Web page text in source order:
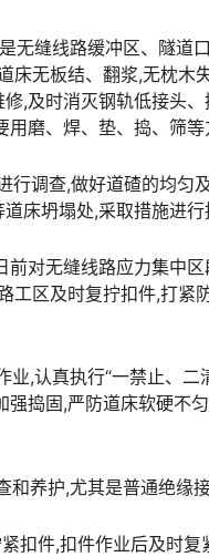
无缝线路缓冲区、隧道
床无板结、翻浆,无枕
,及时消灭钢轨低接头
磨、焊、垫、捣、筛
行调查,做好道碴的均匀
床坍塌处,采取措施进行
前对无缝线路应力集中
工区及时复拧扣件,打
,认真执行“一禁止、
捣固,严防道床软硬不
养护,尤其是普通绝缘
扣件,扣件作业后及时